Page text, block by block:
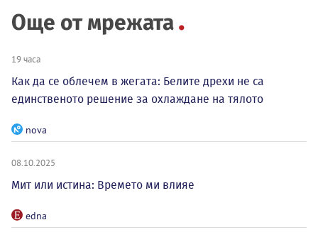
Още от мрежата
19 часа
Как да се облечем в жегата: Белите дрехи не са
единственото решение за охлаждане на тялото
nova
08.10.2025
Мит или истина: Времето ми влияе
edna